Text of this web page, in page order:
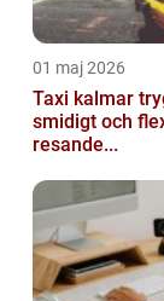
01 maj 2026
Taxi kalmar tryggt,
smidigt och
resande...